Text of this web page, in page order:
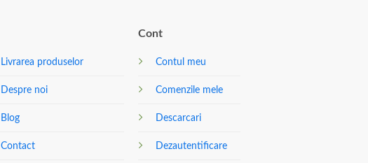
Livrarea produselor
Despre noi
Blog
Contact
Cont
Contul meu
Comenzile mele
Descarcari
Dezautentificare